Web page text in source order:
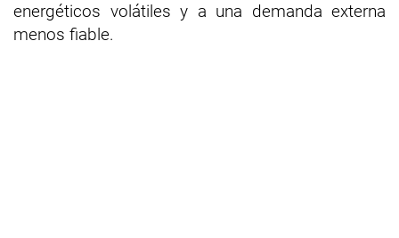
energéticos volátiles y a una demanda externa
menos fiable.